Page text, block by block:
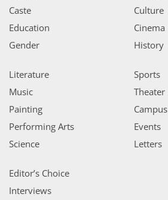
Caste
Education
Gender
Culture
Cinema
History
Literature
Music
Painting
Performing Arts
Science
Sports
Theater
Campus
Events
Letters
Editor’s Choice
Interviews